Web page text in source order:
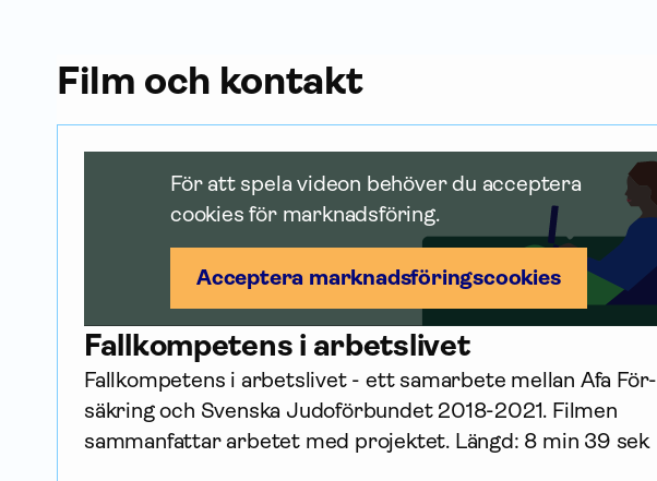
Film och kontakt
För att spela videon behöver du acceptera
cookies för marknadsföring.
Acceptera marknadsförings­cookies
Fallkompetens i arbetslivet
Fallkompetens i arbetslivet - ett sam­arbete mellan Afa För­
säkring och Svenska Judoförbundet 2018-2021. Filmen
sammanfattar arbetet med projektet. Längd: 8 min 39 sek